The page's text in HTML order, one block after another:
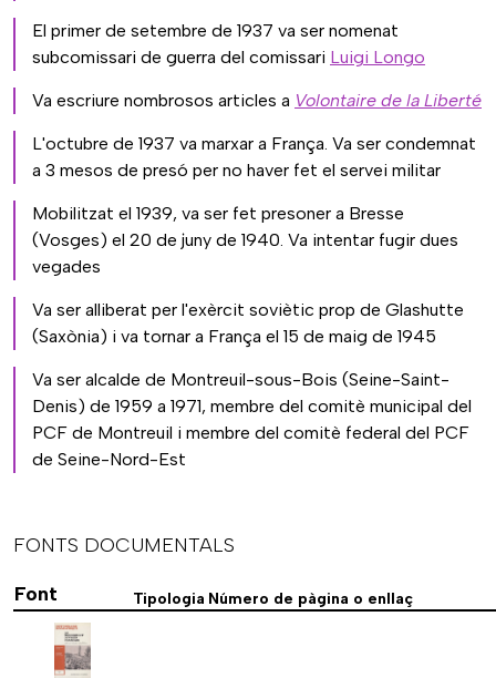
El primer de setembre de 1937 va ser nomenat
subcomissari de guerra del comissari Luigi Longo
Va escriure nombrosos articles a Volontaire de la Liberté
L'octubre de 1937 va marxar a França. Va ser condemnat
a 3 mesos de presó per no haver fet el servei militar
Mobilitzat el 1939, va ser fet presoner a Bresse
(Vosges) el 20 de juny de 1940. Va intentar fugir dues
vegades
Va ser alliberat per l'exèrcit soviètic prop de Glashutte
(Saxònia) i va tornar a França el 15 de maig de 1945
Va ser alcalde de Montreuil-sous-Bois (Seine-Saint-
Denis) de 1959 a 1971, membre del comitè municipal del
PCF de Montreuil i membre del comitè federal del PCF
de Seine-Nord-Est
FONTS DOCUMENTALS
Font
Tipologia Número de pàgina o enllaç